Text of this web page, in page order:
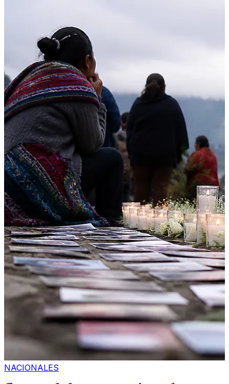
NACIONALES